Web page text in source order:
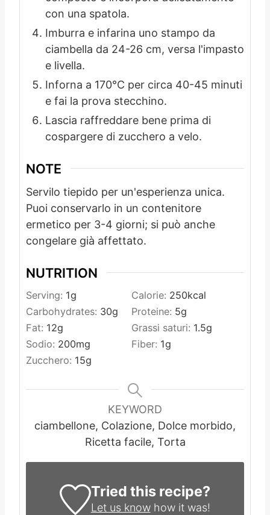
con una spatola.
Imburra e infarina uno stampo da
ciambella da 24-26 cm, versa l'impasto
e livella.
Inforna a 170°C per circa 40-45 minuti
e fai la prova stecchino.
Lascia raffreddare bene prima di
cospargere di zucchero a velo.
NOTE
Servilo tiepido per un'esperienza unica.
Puoi conservarlo in un contenitore
ermetico per 3-4 giorni; si può anche
congelare già affettato.
NUTRITION
Serving: 1g Calorie: 250kcal
Carbohydrates: 30g Proteine: 5g
Fat: 12g Grassi saturi: 1.5g
Sodio: 200mg Fiber: 1g
Zucchero: 15g
KEYWORD
ciambellone, Colazione, Dolce morbido,
Ricetta facile, Torta
Tried this recipe?
Let us knowhow it was!